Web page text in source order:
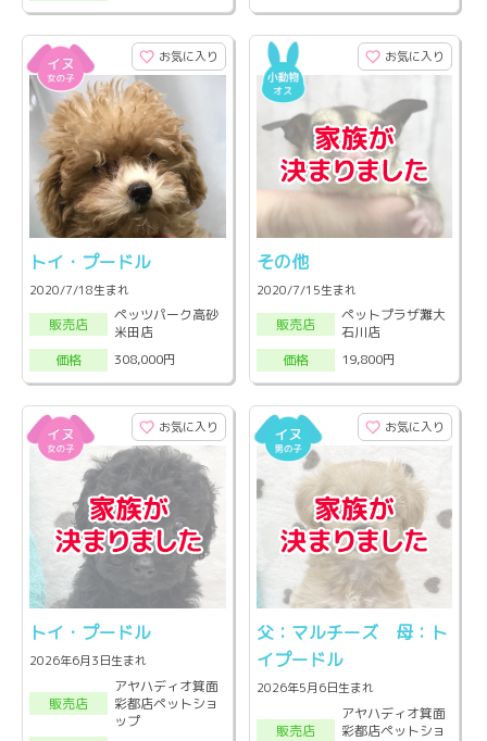
お気に入り
トイ・プードル
2020/7/18生まれ
販売店
ペッツパーク高砂
米田店
価格
308,000円
お気に入り
その他
2020/7/15生まれ
販売店
ペットプラザ灘大
石川店
価格
19,800円
お気に入り
トイ・プードル
2026年6月3日生まれ
販売店
アヤハディオ箕面
彩都店ペットショ
ップ
お気に入り
父：マルチーズ 母：ト
イプードル
2026年5月6日生まれ
販売店
アヤハディオ箕面
彩都店ペットショ